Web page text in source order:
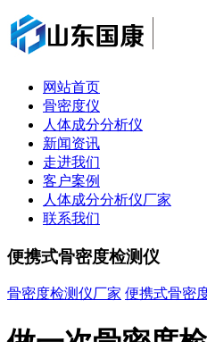
网站首页
骨密度仪
人体成分分析仪
新闻资讯
走进我们
客户案例
人体成分分析仪厂家
联系我们
便携式骨密度检测仪
骨密度检测仪厂家 便携式骨密